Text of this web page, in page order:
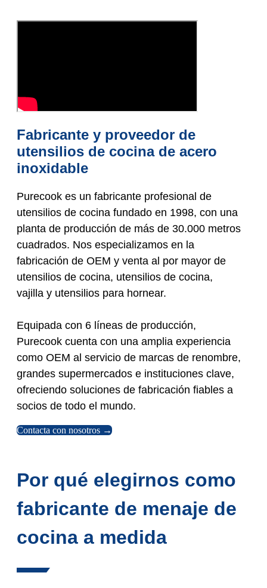
Fabricante y proveedor de
utensilios de cocina de acero
inoxidable
Purecook es un fabricante profesional de
utensilios de cocina fundado en 1998, con una
planta de producción de más de 30.000 metros
cuadrados. Nos especializamos en la
fabricación de OEM y venta al por mayor de
utensilios de cocina, utensilios de cocina,
vajilla y utensilios para hornear.
Equipada con 6 líneas de producción,
Purecook cuenta con una amplia experiencia
como OEM al servicio de marcas de renombre,
grandes supermercados e instituciones clave,
ofreciendo soluciones de fabricación fiables a
socios de todo el mundo.
Contacta con nosotros →
Por qué elegirnos como
fabricante de menaje de
cocina a medida